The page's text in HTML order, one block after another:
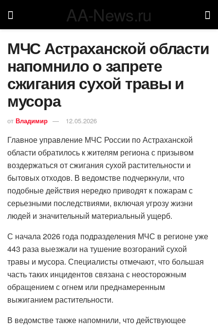
AA-News.ru
МЧС Астраханской области
напомнило о запрете
сжигания сухой травы и
мусора
от Владимир 12.05.2026
Главное управление МЧС России по Астраханской
области обратилось к жителям региона с призывом
воздержаться от сжигания сухой растительности и
бытовых отходов. В ведомстве подчеркнули, что
подобные действия нередко приводят к пожарам с
серьезными последствиями, включая угрозу жизни
людей и значительный материальный ущерб.
С начала 2026 года подразделения МЧС в регионе уже
443 раза выезжали на тушение возгораний сухой
травы и мусора. Специалисты отмечают, что большая
часть таких инцидентов связана с неосторожным
обращением с огнем или преднамеренным
выжиганием растительности.
В ведомстве также напомнили, что действующее